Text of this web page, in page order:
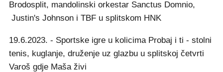
Brodosplit, mandolinski orkestar Sanctus Domnio,
Justin's Johnson i TBF u splitskom HNK
19.6.2023. - Sportske igre u kolicima Probaj i ti - stolni
tenis, kuglanje, druženje uz glazbu u splitskoj četvrti
Varoš gdje Maša živi